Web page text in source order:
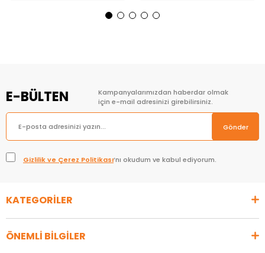
E-BÜLTEN
Kampanyalarımızdan haberdar olmak
için e-mail adresinizi girebilirsiniz.
Gönder
Gizlilik ve Çerez Politikası’nı okudum ve kabul ediyorum.
KATEGORİLER
ÖNEMLİ BİLGİLER